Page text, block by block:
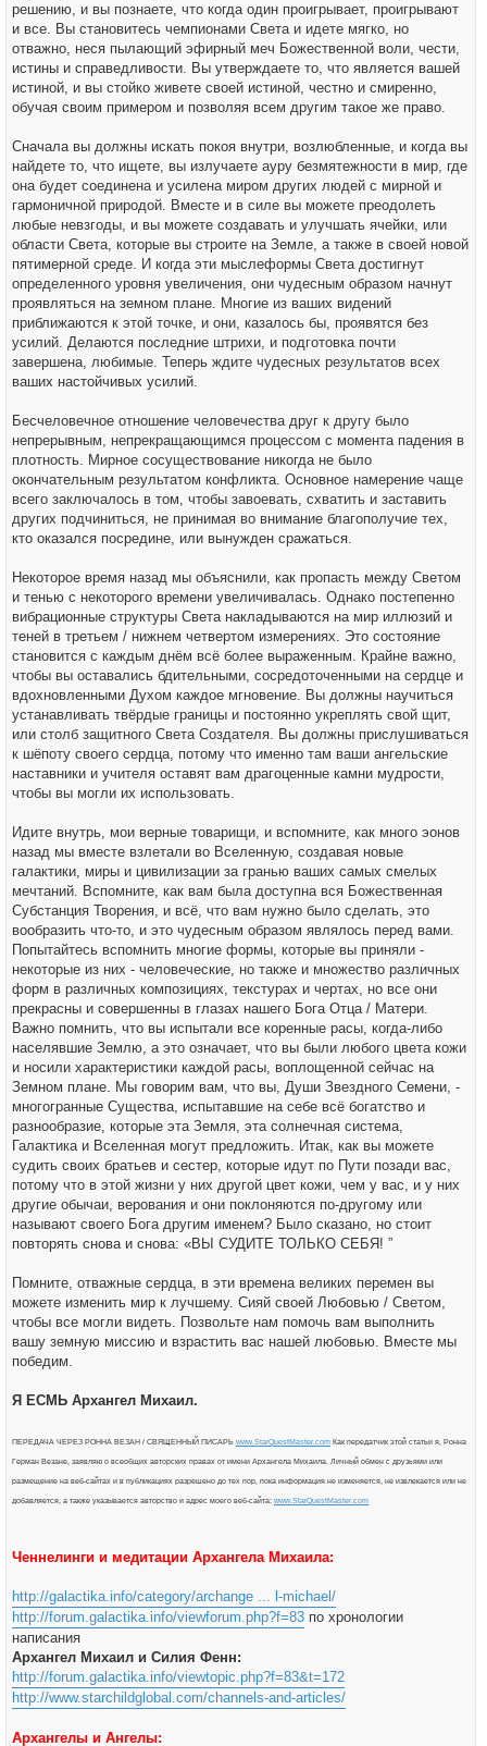
решению, и вы познаете, что когда один проигрывает, проигрывают
и все. Вы становитесь чемпионами Света и идете мягко, но
отважно, неся пылающий эфирный меч Божественной воли, чести,
истины и справедливости. Вы утверждаете то, что является вашей
истиной, и вы стойко живете своей истиной, честно и смиренно,
обучая своим примером и позволяя всем другим такое же право.
Сначала вы должны искать покоя внутри, возлюбленные, и когда вы
найдете то, что ищете, вы излучаете ауру безмятежности в мир, где
она будет соединена и усилена миром других людей с мирной и
гармоничной природой. Вместе и в силе вы можете преодолеть
любые невзгоды, и вы можете создавать и улучшать ячейки, или
области Света, которые вы строите на Земле, а также в своей новой
пятимерной среде. И когда эти мыслеформы Света достигнут
определенного уровня увеличения, они чудесным образом начнут
проявляться на земном плане. Многие из ваших видений
приближаются к этой точке, и они, казалось бы, проявятся без
усилий. Делаются последние штрихи, и подготовка почти
завершена, любимые. Теперь ждите чудесных результатов всех
ваших настойчивых усилий.
Бесчеловечное отношение человечества друг к другу было
непрерывным, непрекращающимся процессом с момента падения в
плотность. Мирное сосуществование никогда не было
окончательным результатом конфликта. Основное намерение чаще
всего заключалось в том, чтобы завоевать, схватить и заставить
других подчиниться, не принимая во внимание благополучие тех,
кто оказался посредине, или вынужден сражаться.
Некоторое время назад мы объяснили, как пропасть между Светом
и тенью с некоторого времени увеличивалась. Однако постепенно
вибрационные структуры Света накладываются на мир иллюзий и
теней в третьем / нижнем четвертом измерениях. Это состояние
становится с каждым днём всё более выраженным. Крайне важно,
чтобы вы оставались бдительными, сосредоточенными на сердце и
вдохновленными Духом каждое мгновение. Вы должны научиться
устанавливать твёрдые границы и постоянно укреплять свой щит,
или столб защитного Света Создателя. Вы должны прислушиваться
к шёпоту своего сердца, потому что именно там ваши ангельские
наставники и учителя оставят вам драгоценные камни мудрости,
чтобы вы могли их использовать.
Идите внутрь, мои верные товарищи, и вспомните, как много эонов
назад мы вместе взлетали во Вселенную, создавая новые
галактики, миры и цивилизации за гранью ваших самых смелых
мечтаний. Вспомните, как вам была доступна вся Божественная
Субстанция Творения, и всё, что вам нужно было сделать, это
вообразить что-то, и это чудесным образом являлось перед вами.
Попытайтесь вспомнить многие формы, которые вы приняли -
некоторые из них - человеческие, но также и множество различных
форм в различных композициях, текстурах и чертах, но все они
прекрасны и совершенны в глазах нашего Бога Отца / Матери.
Важно помнить, что вы испытали все коренные расы, когда-либо
населявшие Землю, а это означает, что вы были любого цвета кожи
и носили характеристики каждой расы, воплощенной сейчас на
Земном плане. Мы говорим вам, что вы, Души Звездного Семени, -
многогранные Существа, испытавшие на себе всё богатство и
разнообразие, которые эта Земля, эта солнечная система,
Галактика и Вселенная могут предложить. Итак, как вы можете
судить своих братьев и сестер, которые идут по Пути позади вас,
потому что в этой жизни у них другой цвет кожи, чем у вас, и у них
другие обычаи, верования и они поклоняются по-другому или
называют своего Бога другим именем? Было сказано, но стоит
повторять снова и снова: «ВЫ СУДИТЕ ТОЛЬКО СЕБЯ! ”
Помните, отважные сердца, в эти времена великих перемен вы
можете изменить мир к лучшему. Сияй своей Любовью / Светом,
чтобы все могли видеть. Позвольте нам помочь вам выполнить
вашу земную миссию и взрастить вас нашей любовью. Вместе мы
победим.
Я ЕСМЬ Архангел Михаил.
ПЕРЕДАЧА ЧЕРЕЗ РОННА ВЕЗАН / СВЯЩЕННЫЙ ПИСАРЬ www.StarQuestMaster.com Как передатчик этой статьи я, Ронна
Герман Везане, заявляю о всеобщих авторских правах от имени Архангела Михаила. Личный обмен с друзьями или
размещение на веб-сайтах и в публикациях разрешено до тех пор, пока информация не изменяется, не извлекается или не
добавляется, а также указывается авторство и адрес моего веб-сайта: www.StarQuestMaster.com
Ченнелинги и медитации Архангела Михаила:
http://galactika.info/category/archange ... l-michael/
http://forum.galactika.info/viewforum.php?f=83 по хронологии
написания
Архангел Михаил и Силия Фенн:
http://forum.galactika.info/viewtopic.php?f=83&t=172
http://www.starchildglobal.com/channels-and-articles/
Архангелы и Ангелы: